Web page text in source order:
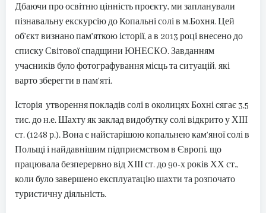
Дбаючи про освітню цінність проєкту, ми запланували
пізнавальну екскурсію до Копальні солі в м.Бохня. Цей
об’єкт визнано пам’яткою історії, а в 2013 році внесено до
списку Світової спадщини ЮНЕСКО. Завданням
учасників було фотографування місць та ситуацій, які
варто зберегти в пам’яті.
Історія утворення покладів солі в околицях Бохні сягає 3,5
тис. до н.е. Шахту як заклад видобутку солі відкрито у ХІІІ
ст. (1248 р.). Вона є найстарішою копальнею кам’яної солі в
Польщі і найдавнішим підприємством в Європі, що
працювала безперервно від ХІІІ ст. до 90-х років ХХ ст.,
коли було завершено експлуатацію шахти та розпочато
туристичну діяльність.